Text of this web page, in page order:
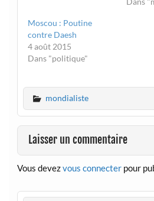
Moscou : Poutine
contre Daesh
4 août 2015
Dans "politique"
mondialiste
Laisser un commentaire
Vous devezvous connecterpour